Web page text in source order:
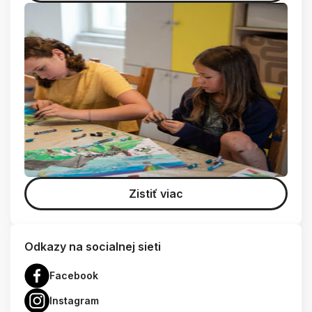
Zistiť viac
Odkazy na socialnej sieti
Facebook
Instagram